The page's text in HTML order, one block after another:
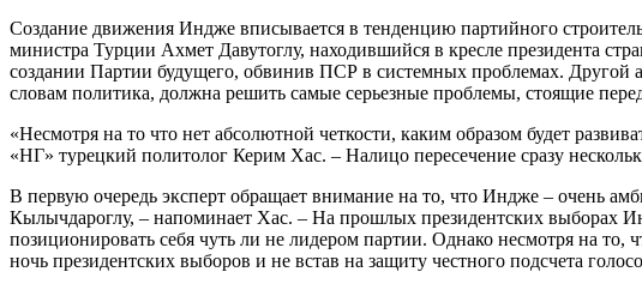
Создание движения Индже вписывается в тенденцию партийного
министра Турции Ахмет Давутоглу, находившийся в кресле президента
создании Партии будущего, обвинив ПСР в системных проблемах.
словам политика, должна решить самые серьезные проблемы, стоящие
«Несмотря на то что нет абсолютной четкости, каким образом будет
«НГ» турецкий политолог Керим Хас. – Налицо пересечение сразу
В первую очередь эксперт обращает внимание на то, что Индже – очень
Кылычдароглу, – напоминает Хас. – На прошлых президентских выборах
позиционировать себя чуть ли не лидером партии. Однако несмотря на
ночь президентских выборов и не встав на защиту честного подсчета